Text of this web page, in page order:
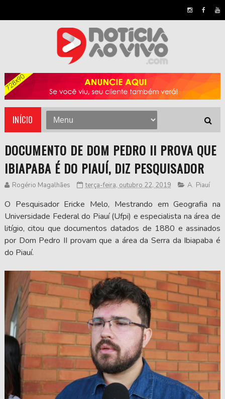
INÍCIO
DOCUMENTO DE DOM PEDRO II PROVA QUE
IBIAPABA É DO PIAUÍ, DIZ PESQUISADOR
Rogério Magalhães terça-feira, outubro 22, 2019 A, Piauí
O Pesquisador Ericke Melo, Mestrando em Geografia na
Universidade Federal do Piauí (Ufpi) e especialista na área de
litígio, citou que documentos datados de 1880 e assinados
por Dom Pedro II provam que a área da Serra da Ibiapaba é
do Piauí.